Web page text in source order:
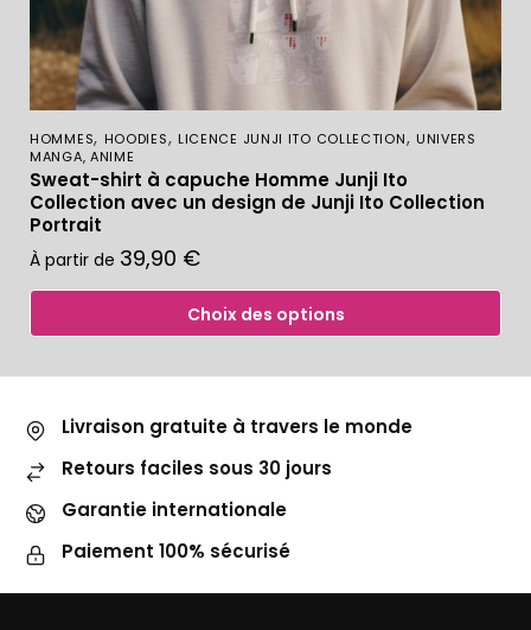
HOMMES, HOODIES, LICENCE JUNJI ITO COLLECTION, UNIVERS
MANGA, ANIME
Sweat-shirt à capuche Homme Junji Ito
Collection avec un design de Junji Ito Collection
Portrait
À partir de 39,90 €
Choix des options
Livraison gratuite à travers le monde
Retours faciles sous 30 jours
Garantie internationale
Paiement 100% sécurisé